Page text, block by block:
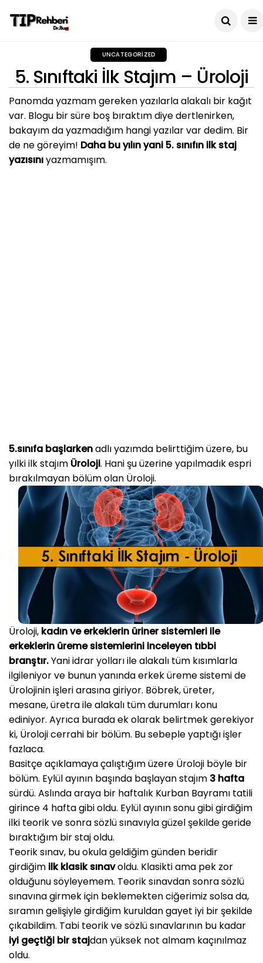
UNCATEGORIZED
5. Sınıftaki İlk Stajım – Üroloji
Panomda yazmam gereken yazılarla alakalı bir kağıt
var. Blogu bir süre boş bıraktım diye dertlenirken,
bakayım da yazmadığım hangi yazılar var dedim. Bir
de ne göreyim! Daha bu yılın yani 5. sınıfın ilk staj
yazısınıyazmamışım.
5.sınıfa başlarkenadlı yazımda belirttiğim üzere, bu
yılki ilk stajım Üroloji. Hani şu üzerine yapılmadık espri
bırakılmayan bölüm olan Üroloji.
Üroloji, kadın ve erkeklerin üriner sistemleri ile
erkeklerin üreme sistemlerini inceleyen tıbbi
branştır.Yani idrar yolları ile alakalı tüm kısımlarla
ilgileniyor ve bunun yanında erkek üreme sistemi de
Ürolojinin işleri arasına giriyor. Böbrek, üreter,
mesane, üretra ile alakalı tüm durumları konu
ediniyor. Ayrıca burada ek olarak belirtmek gerekiyor
ki, Üroloji cerrahi bir bölüm. Bu sebeple yaptığı işler
fazlaca.
Basitçe açıklamaya çalıştığım üzere Üroloji böyle bir
bölüm. Eylül ayının başında başlayan stajım 3 hafta
sürdü. Aslında araya bir haftalık Kurban Bayramı tatili
girince 4 hafta gibi oldu. Eylül ayının sonu gibi girdiğim
ilki teorik ve sonra sözlü sınavıyla güzel şekilde geride
bıraktığım bir staj oldu.
Teorik sınav, bu okula geldiğim günden beridir
girdiğim ilk klasik sınavoldu. Klasikti ama pek zor
olduğunu söyleyemem. Teorik sınavdan sonra sözlü
sınavına girmek için beklemekten ciğerimiz solsa da,
sıramın gelişiyle girdiğim kuruldan gayet iyi bir şekilde
çıkabildim. Tabi teorik ve sözlü sınavlarının bu kadar
iyi geçtiği bir stajdan yüksek not almam kaçınılmaz
oldu.